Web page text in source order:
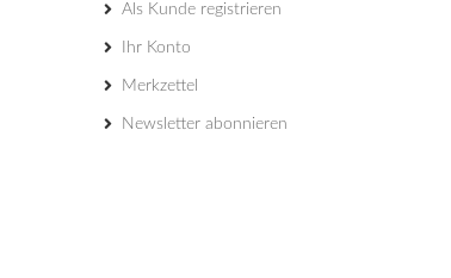
Als Kunde registrieren
Ihr Konto
Merkzettel
Newsletter abonnieren